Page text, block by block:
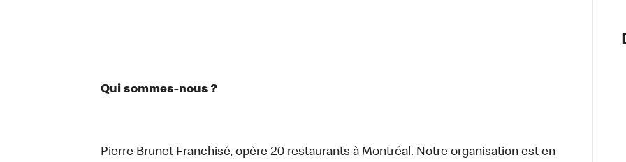
Notre
Nos
Santé et
Qui sommes-nous ?
Pierre Brunet Franchisé, opère 20 restaurants à Montréal. Notre organisation est en